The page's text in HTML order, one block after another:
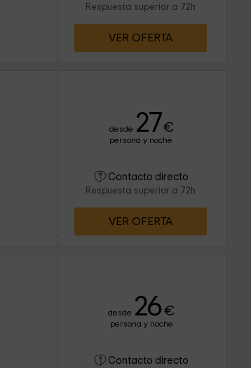
Respuesta superior a 72h
VER OFERTA
desde 27€
persona y noche
Contacto directo
Respuesta superior a 72h
VER OFERTA
desde 26 €
persona y noche
Contacto directo